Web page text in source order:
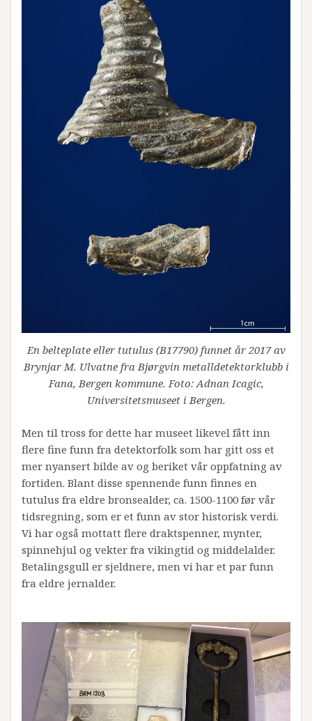
En belteplate eller tutulus (B17790) funnet år 2017 av
Brynjar M. Ulvatne fra Bjørgvin metalldetektorklubb i
Fana, Bergen kommune. Foto: Adnan Icagic,
Universitetsmuseet i Bergen.
Men til tross for dette har museet likevel fått inn
flere fine funn fra detektorfolk som har gitt oss et
mer nyansert bilde av og beriket vår oppfatning av
fortiden. Blant disse spennende funn finnes en
tutulus fra eldre bronsealder, ca. 1500-1100 før vår
tidsregning, som er et funn av stor historisk verdi.
Vi har også mottatt flere draktspenner, mynter,
spinnehjul og vekter fra vikingtid og middelalder.
Betalingsgull er sjeldnere, men vi har et par funn
fra eldre jernalder.